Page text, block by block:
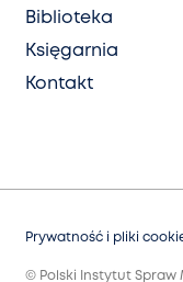
Biblioteka
Księgarnia
Kontakt
Prywatność i pliki
© Polski Instytut Spraw